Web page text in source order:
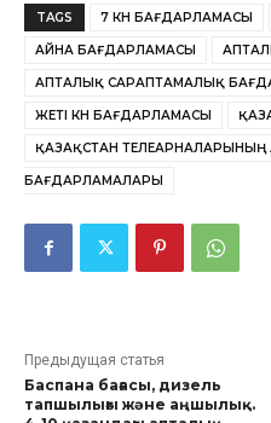
TAGS 7 КҮН БАҒДАРЛАМАСЫ
АЙНА БАҒДАРЛАМАСЫ
АПТАЛЫҚ САРАПТАМАЛЫҚ
ЖЕТІ КҮН БАҒДАРЛАМАСЫ
ҚАЗАҚСТАН
БАҒДАРЛАМАЛАРЫ
Предыдущая статья
Баспана бағасы, дизель
тапшылығы және аңшылық.